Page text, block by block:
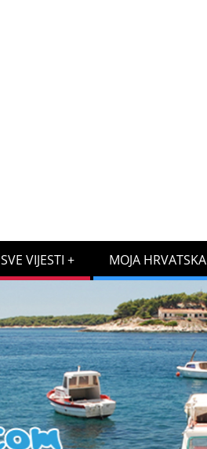
SVE VIJESTI MOJA HRVATSKA